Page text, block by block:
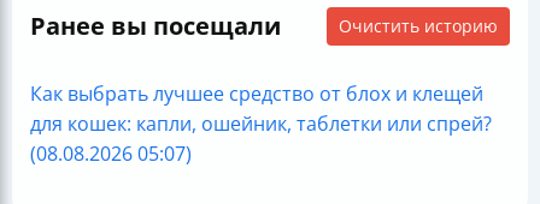
Ранее вы посещали Очистить историю
Как выбрать лучшее средство от блох и клещей
для кошек: капли, ошейник, таблетки или спрей?
(08.08.2026 05:07)